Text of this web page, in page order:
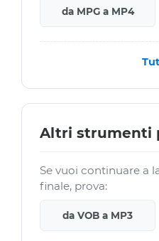
da MPG a MP4
Altri strumenti
Se vuoi continuare a
finale, prova:
da VOB a MP3